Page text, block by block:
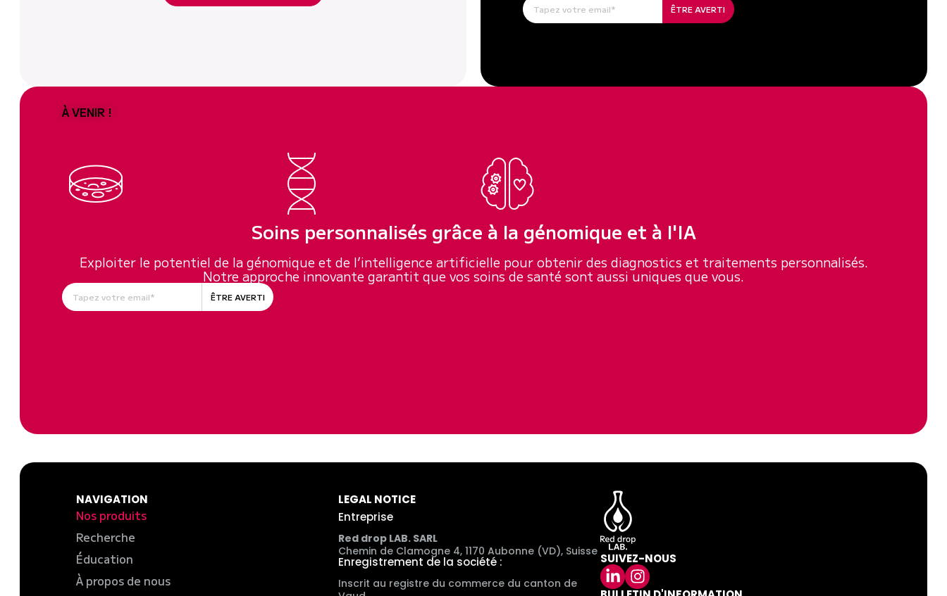
ÊTRE AVERTI
À VENIR !
Soins personnalisés grâce à la génomique et à l'IA
Exploiter le potentiel de la génomique et de l’intelligence artificielle pour obtenir des diagnostics et traitements personnalisés.
Notre approche innovante garantit que vos soins de santé sont aussi uniques que vous.
ÊTRE AVERTI
NAVIGATION
Nos produits
Recherche
Éducation
À propos de nous
LEGAL NOTICE
Entreprise
Red drop LAB. SARL
Chemin de Clamogne 4, 1170 Aubonne (VD), Suisse
Enregistrement de la société :
Inscrit au registre du commerce du canton de
SUIVEZ-NOUS